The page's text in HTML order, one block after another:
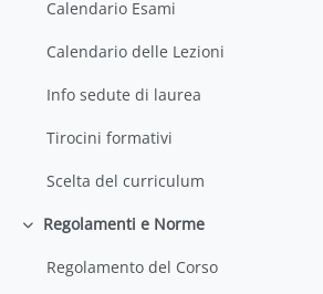
Calendario Esami
Calendario delle Lezioni
Info sedute di laurea
Tirocini formativi
Scelta del curriculum
Minimizza
Regolamenti e Norme
Regolamento del Corso